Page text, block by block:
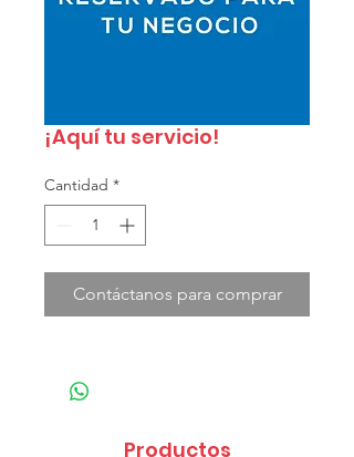
¡Aquí tu servicio!
Cantidad *
Contáctanos para comprar
Productos